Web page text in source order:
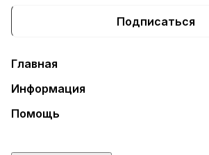
Подписаться
Главная
Информация
Помощь